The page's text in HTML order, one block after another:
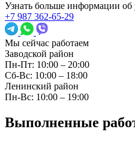
Узнать больше информации
+7 987 362-65-29
Мы сейчас работаем
Заводской район
Пн-Пт: 10:00 – 20:00
Сб-Вс: 10:00 – 18:00
Ленинский район
Пн-Вс: 10:00 – 19:00
Выполненные